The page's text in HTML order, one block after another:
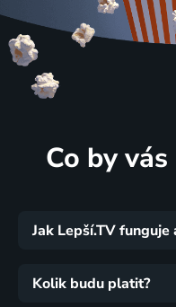
Co by
Jak Lepší.TV funguje
Kolik budu platit?